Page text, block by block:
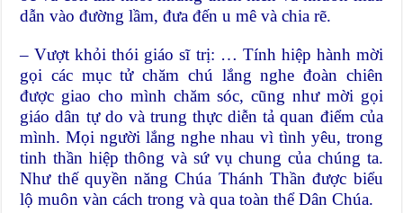
dẫn vào đường lầm, đưa đến u mê và chia rẽ.
– Vượt khỏi thói giáo sĩ trị: … Tính hiệp hành mời
gọi các mục tử chăm chú lắng nghe đoàn chiên
được giao cho mình chăm sóc, cũng như mời gọi
giáo dân tự do và trung thực diễn tả quan điểm của
mình. Mọi người lắng nghe nhau vì tình yêu, trong
tinh thần hiệp thông và sứ vụ chung của chúng ta.
Như thế quyền năng Chúa Thánh Thần được biểu
lộ muôn vàn cách trong và qua toàn thể Dân Chúa.